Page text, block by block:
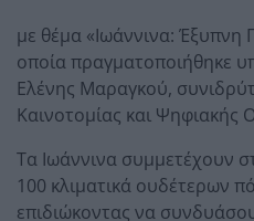
με θέμα «Ιωάννινα:
οποία πραγματοποιήθηκε
Ελένης Μαραγκού,
Καινοτομίας και Ψηφιακής
Τα Ιωάννινα συμμετέχουν
100 κλιματικά ουδέτερων
επιδιώκοντας να